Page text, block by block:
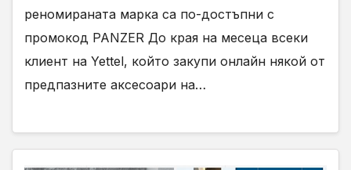
реномираната марка са по-достъпни с
промокод PANZER До края на месеца всеки
клиент на Yettel, който закупи онлайн някой от
предпазните аксесоари на…